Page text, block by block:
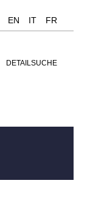
EN IT FR
DETAILSUCHE